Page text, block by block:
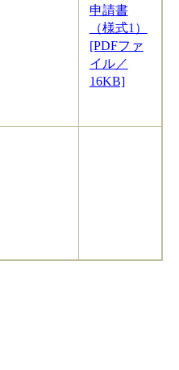
申請書
（様式1）
[PDFファ
イル／
16KB]